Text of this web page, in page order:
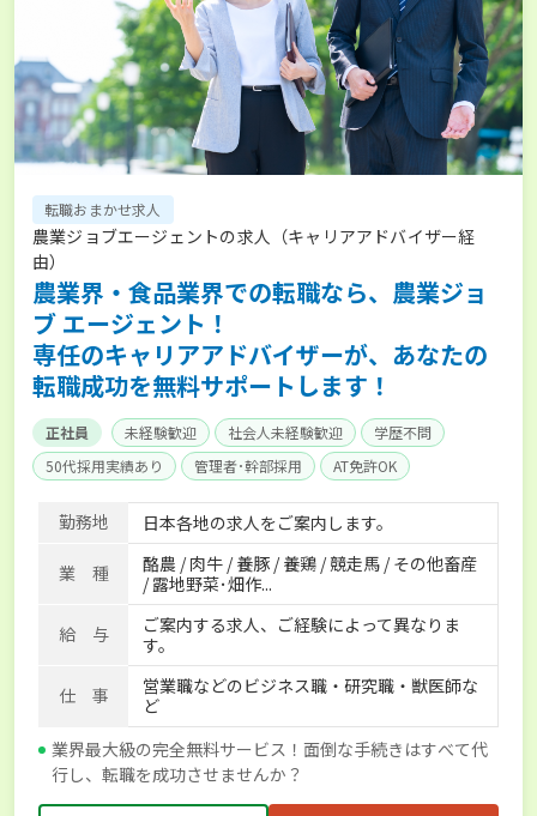
転職おまかせ求人
農業ジョブエージェントの求人（キャリアアドバイザー経
由）
農業界・食品業界での転職なら、農業ジョ
ブ エージェント！
専任のキャリアアドバイザーが、あなたの
転職成功を無料サポートします！
正社員 未経験歓迎 社会人未経験歓迎
学歴不問
50代採用実績あり
管理者･幹部採用
AT免許OK
家賃補助制度あり
食事補助あり
残業月20時間以内
賞与実績あり
年間休日100日以上
経験者優遇
独立支援可能
社会保険完備 単身寮あり
世帯寮あり
寮･社宅相談可
勤務地 日本各地の求人をご案内します。
業 種
酪農 / 肉牛 / 養豚 / 養鶏 / 競走馬 / その他畜産
/ 露地野菜･畑作...
給 与
ご案内する求人、ご経験によって異なりま
す。
仕 事
営業職などのビジネス職・研究職・獣医師な
ど
業界最大級の完全無料サービス！面倒な手続きはすべて代
行し、転職を成功させませんか？